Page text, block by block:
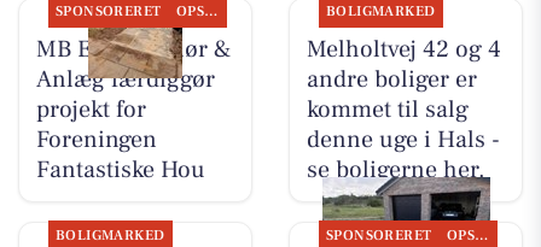
SPONSORERET OPSLAGSTAVLEN
MB Entreprenør &
Anlæg færdiggør
projekt for
Foreningen
Fantastiske Hou
BOLIGMARKED
Melholtvej 42 og 4
andre boliger er
kommet til salg
denne uge i Hals -
se boligerne her.
BOLIGMARKED SPONSORERET OPSLAGSTAVLEN